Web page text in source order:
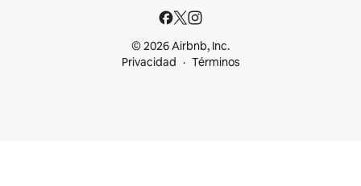
© 2026 Airbnb, Inc.
Privacidad
Términos